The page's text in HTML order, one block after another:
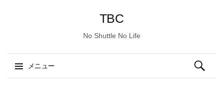
TBC
No Shuttle No Life
メニュー
検
索: